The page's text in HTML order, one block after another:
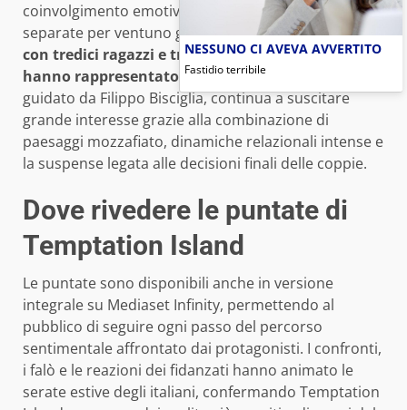
coinvolgimento emotivo. Le sette coppie di fidanzati,
separate per ventuno giorni,si sono confrontate
con tredici ragazzi e tredici ragazze single che
hanno rappresentato le tentazioni
guidato da Filippo Bisciglia, continua a suscitare
grande interesse grazie alla combinazione di
paesaggi mozzafiato, dinamiche relazionali intense e
la suspense legata alle decisioni finali delle coppie.
Dove rivedere le puntate di
Temptation Island
Le puntate sono disponibili anche in versione
integrale su Mediaset Infinity, permettendo al
pubblico di seguire ogni passo del percorso
sentimentale affrontato dai protagonisti. I confronti,
i falò e le reazioni dei fidanzati hanno animato le
serate estive degli italiani, confermando Temptation
NESSUNO CI AVEVA AVVERTITO
Fastidio terribile